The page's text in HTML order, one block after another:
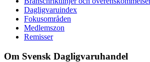
Dagligvaruindex
Fokusområden
Medlemszon
Remisser
Om Svensk Dagligvaruhandel